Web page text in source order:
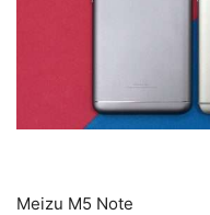
Meizu M5 Note